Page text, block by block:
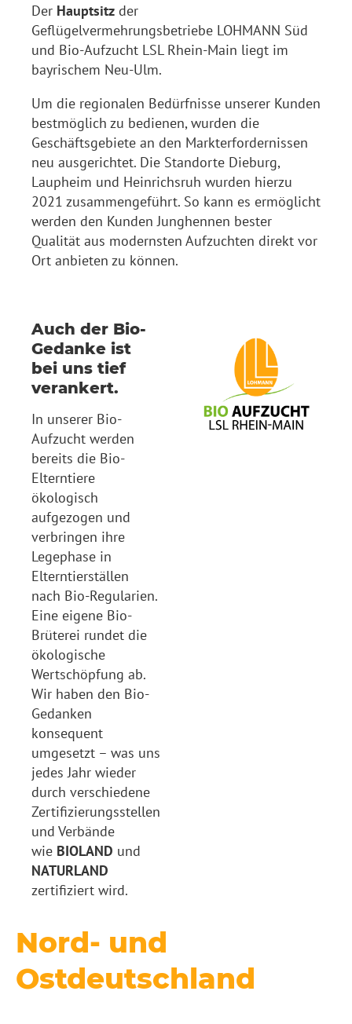
Der Hauptsitz der
Geflügelvermehrungsbetriebe LOHMANN Süd
und Bio-Aufzucht LSL Rhein-Main liegt im
bayrischem Neu-Ulm.
Um die regionalen Bedürfnisse unserer Kunden
bestmöglich zu bedienen, wurden die
Geschäftsgebiete an den Markterfordernissen
neu ausgerichtet. Die Standorte Dieburg,
Laupheim und Heinrichsruh wurden hierzu
2021 zusammengeführt. So kann es ermöglicht
werden den Kunden Junghennen bester
Qualität aus modernsten Aufzuchten direkt vor
Ort anbieten zu können.
Auch der Bio-
Gedanke ist
bei uns tief
verankert.
In unserer Bio-
Aufzucht werden
bereits die Bio-
Elterntiere
ökologisch
aufgezogen und
verbringen ihre
Legephase in
Elterntierställen
nach Bio-Regularien.
Eine eigene Bio-
Brüterei rundet die
ökologische
Wertschöpfung ab.
Wir haben den Bio-
Gedanken
konsequent
umgesetzt – was uns
jedes Jahr wieder
durch verschiedene
Zertifizierungsstellen
und Verbände
wie BIOLAND und
NATURLAND
zertifiziert wird.
Nord- und
Ostdeutschland